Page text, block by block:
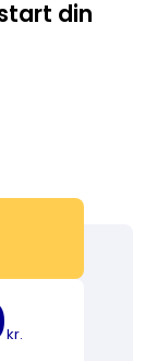
din
kr.